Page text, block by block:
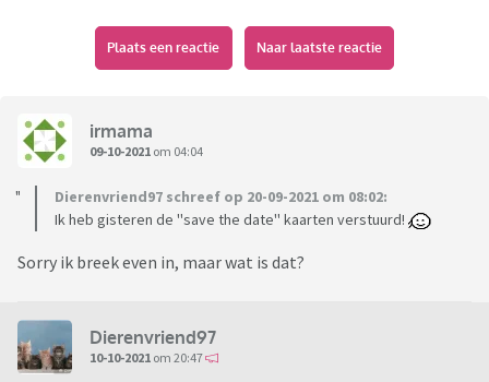
Het lijkt me leuk om te kletsen over alles wat hoort bij een
bruiloft plannen en ideeën uit te wisselen
Plaats een reactie Naar laatste reactie
irmama
09-10-2021 om 04:04
Dierenvriend97 schreef op 20-09-2021 om 08:02:
Ik heb gisteren de ''save the date'' kaarten verstuurd!
Sorry ik breek even in, maar wat is dat?
Dierenvriend97
10-10-2021 om 20:47